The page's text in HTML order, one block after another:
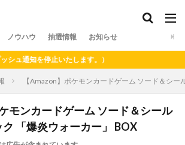
ノウハウ 抽選情報 お知らせ
知を停止いたします。）
【Amazon】ポケモンカードゲーム ソード＆シ
モンカードゲーム ソード＆シール
ク 「爆炎ウォーカー」 BOX